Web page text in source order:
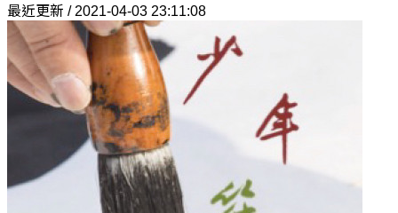
最近更新 / 2021-04-03 23:11:08